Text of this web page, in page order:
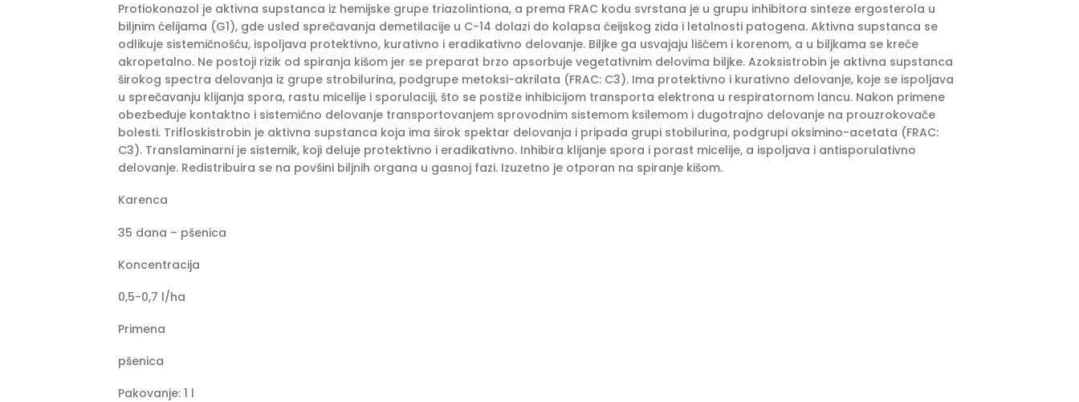
Protiokonazol je aktivna supstanca iz hemijske grupe triazolintiona, a prema FRAC kodu svrstana je u grupu inhibitora sinteze ergosterola u
biljnim ćelijama (G1), gde usled sprečavanja demetilacije u C-14 dolazi do kolapsa ćeijskog zida i letalnosti patogena. Aktivna supstanca se
odlikuje sistemičnošću, ispoljava protektivno, kurativno i eradikativno delovanje. Biljke ga usvajaju lišćem i korenom, a u biljkama se kreće
akropetalno. Ne postoji rizik od spiranja kišom jer se preparat brzo apsorbuje vegetativnim delovima biljke. Azoksistrobin je aktivna supstanca
širokog spectra delovanja iz grupe strobilurina, podgrupe metoksi-akrilata (FRAC: C3). Ima protektivno i kurativno delovanje, koje se ispoljava
u sprečavanju klijanja spora, rastu micelije i sporulaciji, što se postiže inhibicijom transporta elektrona u respiratornom lancu. Nakon primene
obezbeđuje kontaktno i sistemično delovanje transportovanjem sprovodnim sistemom ksilemom i dugotrajno delovanje na prouzrokovače
bolesti. Trifloskistrobin je aktivna supstanca koja ima širok spektar delovanja i pripada grupi stobilurina, podgrupi oksimino-acetata (FRAC:
C3). Translaminarni je sistemik, koji deluje protektivno i eradikativno. Inhibira klijanje spora i porast micelije, a ispoljava i antisporulativno
delovanje. Redistribuira se na povšini biljnih organa u gasnoj fazi. Izuzetno je otporan na spiranje kišom.
Karenca
35 dana – pšenica
Koncentracija
0,5-0,7 l/ha
Primena
pšenica
Pakovanje: 1 l